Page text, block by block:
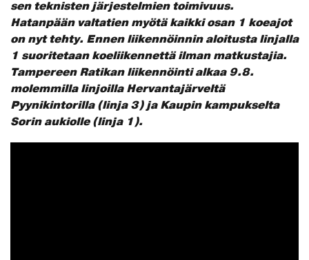
sen teknisten järjestelmien toimivuus.
Hatanpään valtatien myötä kaikki osan 1 koeajot
on nyt tehty. Ennen liikennöinnin aloitusta linjalla
1 suoritetaan koeliikennettä ilman matkustajia.
Tampereen Ratikan liikennöinti alkaa 9.8.
molemmilla linjoilla Hervantajärveltä
Pyynikintorilla (linja 3) ja Kaupin kampukselta
Sorin aukiolle (linja 1).